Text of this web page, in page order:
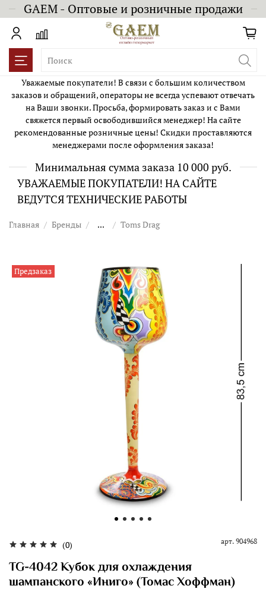
GAEM - Оптовые и розничные продажи
Уважаемые покупатели! В связи с большим количеством
заказов и обращений, операторы не всегда успевают отвечать
на Ваши звонки. Просьба, формировать заказ и с Вами
свяжется первый освободившийся менеджер! На сайте
рекомендованные розничные цены! Скидки проставляются
менеджерами после оформления заказа!
Минимальная сумма заказа 10 000 руб.
УВАЖАЕМЫЕ ПОКУПАТЕЛИ! НА САЙТЕ
ВЕДУТСЯ ТЕХНИЧЕСКИЕ РАБОТЫ
Главная Бренды ... Toms Drag
Предзаказ
(0) арт. 904968
TG-4042 Кубок для охлаждения
шампанского «Иниго» (Томас Хоффман)